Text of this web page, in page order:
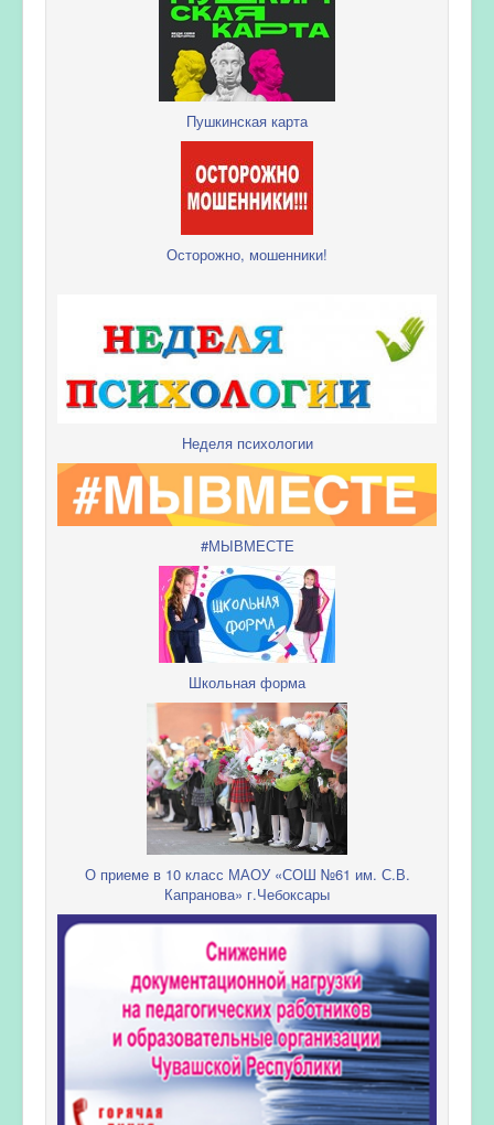
Пушкинская карта
Осторожно, мошенники!
Неделя психологии
#МЫВМЕСТЕ
Школьная форма
О приеме в 10 класс МАОУ «СОШ №61 им. С.В.
Капранова» г.Чебоксары